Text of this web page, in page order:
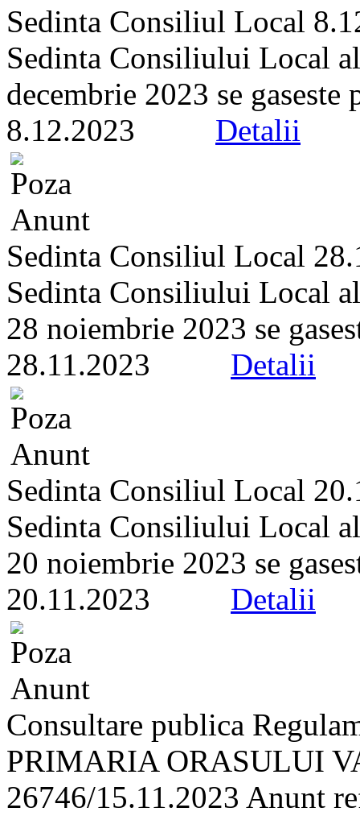
Sedinta Consiliul Local
Sedinta Consiliului Local
decembrie 2023 se
8.12.2023 Detalii
Sedinta Consiliul Local
Sedinta Consiliului Local
28 noiembrie 2023 se
28.11.2023 Detalii
Sedinta Consiliul Local
Sedinta Consiliului Local
20 noiembrie 2023 se
20.11.2023 Detalii
Consultare publica
PRIMARIA ORASULUI
26746/15.11.2023 Anunt